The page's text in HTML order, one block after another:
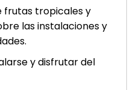
frutas tropicales y
las instalaciones y
y disfrutar del